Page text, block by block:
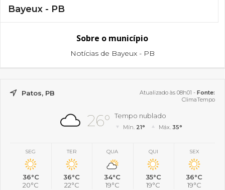
Bayeux - PB
Sobre o município
Notícias de Bayeux - PB
Patos, PB Atualizado às 08h01 - Fonte:
ClimaTempo
26° Tempo nublado
Mín. 21° Máx. 35°
SEG
36°C
20°C
TER
36°C
22°C
QUA
34°C
19°C
QUI
35°C
19°C
SEX
36°C
19°C